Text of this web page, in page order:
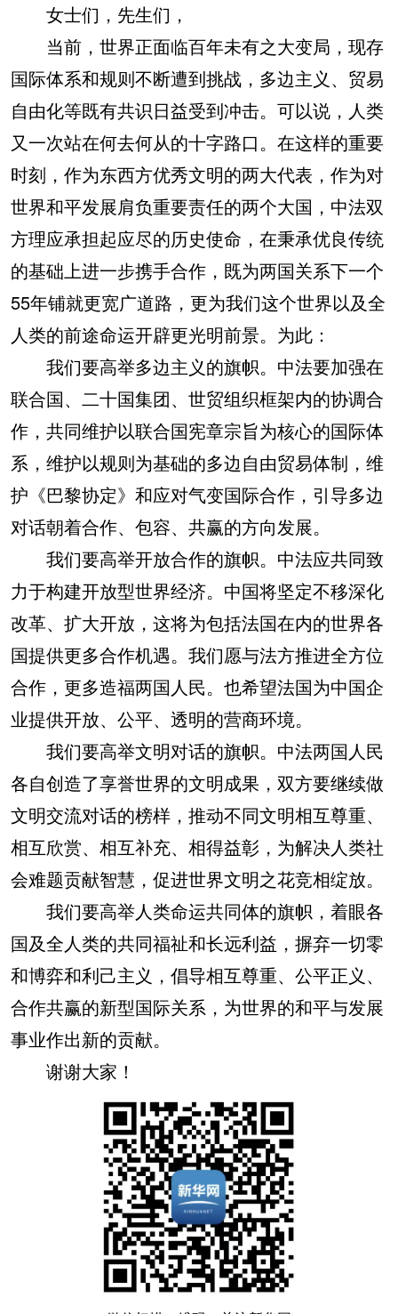
女士们，先生们，
当前，世界正面临百年未有之大变局，现存
国际体系和规则不断遭到挑战，多边主义、贸易
自由化等既有共识日益受到冲击。可以说，人类
又一次站在何去何从的十字路口。在这样的重要
时刻，作为东西方优秀文明的两大代表，作为对
世界和平发展肩负重要责任的两个大国，中法双
方理应承担起应尽的历史使命，在秉承优良传统
的基础上进一步携手合作，既为两国关系下一个
55年铺就更宽广道路，更为我们这个世界以及全
人类的前途命运开辟更光明前景。为此：
我们要高举多边主义的旗帜。中法要加强在
联合国、二十国集团、世贸组织框架内的协调合
作，共同维护以联合国宪章宗旨为核心的国际体
系，维护以规则为基础的多边自由贸易体制，维
护《巴黎协定》和应对气变国际合作，引导多边
对话朝着合作、包容、共赢的方向发展。
我们要高举开放合作的旗帜。中法应共同致
力于构建开放型世界经济。中国将坚定不移深化
改革、扩大开放，这将为包括法国在内的世界各
国提供更多合作机遇。我们愿与法方推进全方位
合作，更多造福两国人民。也希望法国为中国企
业提供开放、公平、透明的营商环境。
我们要高举文明对话的旗帜。中法两国人民
各自创造了享誉世界的文明成果，双方要继续做
文明交流对话的榜样，推动不同文明相互尊重、
相互欣赏、相互补充、相得益彰，为解决人类社
会难题贡献智慧，促进世界文明之花竞相绽放。
我们要高举人类命运共同体的旗帜，着眼各
国及全人类的共同福祉和长远利益，摒弃一切零
和博弈和利己主义，倡导相互尊重、公平正义、
合作共赢的新型国际关系，为世界的和平与发展
事业作出新的贡献。
谢谢大家！